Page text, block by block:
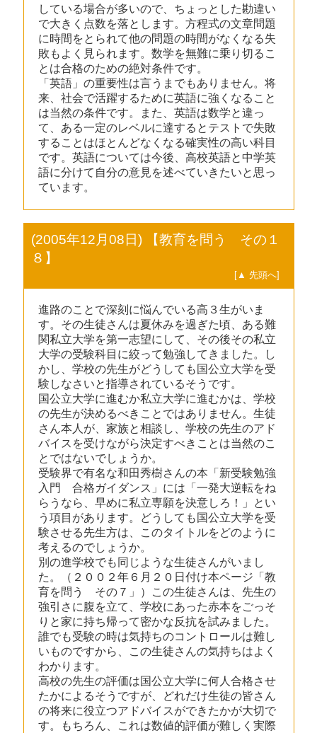
している場合が多いので、ちょっとした勘違い
で大きく点数を落とします。方程式の文章問題
に時間をとられて他の問題の時間がなくなる失
敗もよく見られます。数学を無難に乗り切るこ
とは合格のための絶対条件です。
「英語」の重要性は言うまでもありません。将
来、社会で活躍するために英語に強くなること
は当然の条件です。また、英語は数学と違っ
て、ある一定のレベルに達するとテストで失敗
することはほとんどなくなる確実性の高い科目
です。英語については今後、高校英語と中学英
語に分けて自分の意見を述べていきたいと思っ
ています。
(2005年12月08日) 【教育を問う その１
８】
[▲ 先頭へ]
進路のことで深刻に悩んでいる高３生がいま
す。その生徒さんは夏休みを過ぎた頃、ある難
関私立大学を第一志望にして、その後その私立
大学の受験科目に絞って勉強してきました。し
かし、学校の先生がどうしても国公立大学を受
験しなさいと指導されているそうです。
国公立大学に進むか私立大学に進むかは、学校
の先生が決めるべきことではありません。生徒
さん本人が、家族と相談し、学校の先生のアド
バイスを受けながら決定すべきことは当然のこ
とではないでしょうか。
受験界で有名な和田秀樹さんの本「新受験勉強
入門 合格ガイダンス」には「一発大逆転をね
らうなら、早めに私立専願を決意しろ！」とい
う項目があります。どうしても国公立大学を受
験させる先生方は、このタイトルをどのように
考えるのでしょうか。
別の進学校でも同じような生徒さんがいまし
た。（２００２年６月２０日付け本ページ「教
育を問う その７」）この生徒さんは、先生の
強引さに腹を立て、学校にあった赤本をごっそ
りと家に持ち帰って密かな反抗を試みました。
誰でも受験の時は気持ちのコントロールは難し
いものですから、この生徒さんの気持ちはよく
わかります。
高校の先生の評価は国公立大学に何人合格させ
たかによるそうですが、どれだけ生徒の皆さん
の将来に役立つアドバイスができたかが大切で
す。もちろん、これは数値的評価が難しく実際